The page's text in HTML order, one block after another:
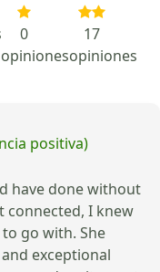
0
opiniones
17
opiniones
positiva)
have done without
connected, I knew
go with. She
exceptional